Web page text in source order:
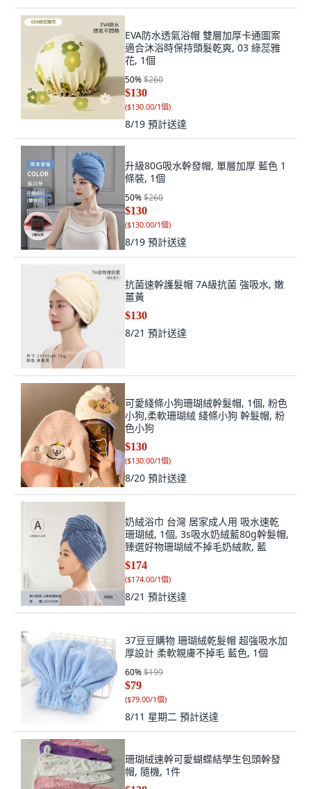
EVA防水透氣浴帽 雙層加厚卡通圖案
適合沐浴時保持頭髮乾爽, 03 綠蕊雅
花, 1個
50%$260
$130
($130.00/1個)
8/19 預計送達
升級80G吸水幹發帽, 單層加厚 藍色 1
條裝, 1個
50%$260
$130
($130.00/1個)
8/19 預計送達
抗菌速幹護髮帽 7A級抗菌 強吸水, 嫩
薑黃
$130
8/21 預計送達
可愛綫條小狗珊瑚絨幹髮帽, 1個, 粉色
小狗,柔軟珊瑚絨 綫條小狗 幹髮帽, 粉
色小狗
$130
($130.00/1個)
8/20 預計送達
奶絨浴巾 台灣 居家成人用 吸水速乾
珊瑚絨, 1個, 3s吸水奶絨藍80g幹髮帽,
臻選好物珊瑚絨不掉毛奶絨款, 藍
$174
($174.00/1個)
8/21 預計送達
37豆豆購物 珊瑚絨乾髮帽 超強吸水加
厚設計 柔軟親膚不掉毛 藍色, 1個
60%$199
$79
($79.00/1個)
8/11 星期二 預計送達
珊瑚絨速幹可愛蝴蝶結學生包頭幹發
帽, 隨機, 1件